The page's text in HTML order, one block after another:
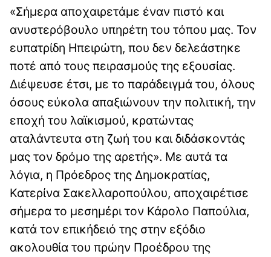
«Σήμερα αποχαιρετάμε έναν πιστό και
ανυστερόβουλο υπηρέτη του τόπου μας. Τον
ευπατρίδη Ηπειρώτη, που δεν δελεάστηκε
ποτέ από τους πειρασμούς της εξουσίας.
Διέψευσε έτσι, με το παράδειγμά του, όλους
όσους εύκολα απαξιώνουν την πολιτική, την
εποχή του λαϊκισμού, κρατώντας
αταλάντευτα στη ζωή του και διδάσκοντάς
μας τον δρόμο της αρετής». Με αυτά τα
λόγια, η Πρόεδρος της Δημοκρατίας,
Κατερίνα Σακελλαροπούλου, αποχαιρέτισε
σήμερα το μεσημέρι τον Κάρολο Παπούλια,
κατά τον επικήδειό της στην εξόδιο
ακολουθία του πρώην Προέδρου της